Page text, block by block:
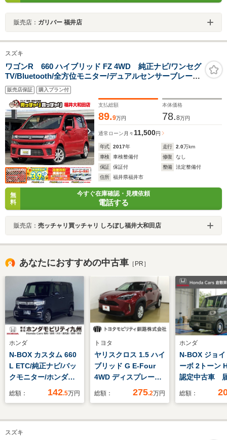
販売店： ガリバー 福井店
スズキ
ワゴンR 660 ハイブリッド FZ 4WD 純正ナビ/ワンセグ
TV/Bluetooth/全方位モニター/デュアルセンサーブレーキ
サポート/シートヒーター/LEDヘッドライト/スマートキ
ー/プッシュスタート
販売店保証 購入プラン付
支払総額
89.9万円
本体価格
78.8万円
通常ローン 月々 11,500円
年式 2017年 走行 2.0万km
車検
車検整備付 修復
なし
保証
保証付 整備
法定整備付
住所
福井県福井市
無
料
今すぐ在庫確認・見積依頼
電話する
販売店： 売ッチャリ買ッチャリ しろぼし福井大和田店
あなたにおすすめの中古車 ［PR］
ホンダ
N-BOX カスタム 660
L ETC/純正ナビ/バッ
クモニター/ホンダセ
総額： 142.5万円
トヨタ
ヤリスクロス 1.5 ハイ
ブリッド G E-Four
4WD ディスプレーオ
ーディオ・バックモニ
トヨタセーフティーセ
総額： 275.2万円
ホンダ
N-BOX ジョ
ーボ 2トーン
認定中古車
未使用車 バ
シートヒータ
総額：
スズキ